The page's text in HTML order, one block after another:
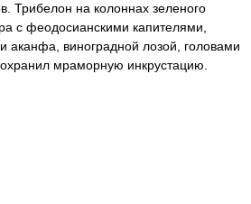
Трибелон на колоннах зеленого
с феодосианскими капителями,
аканфа, виноградной лозой, головами
мраморную инкрустацию.